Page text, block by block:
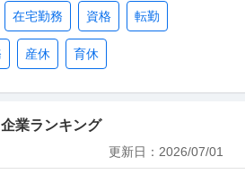
在宅勤務 資格 転勤
産休 育休
業ランキング
更新日： 2026/07/01